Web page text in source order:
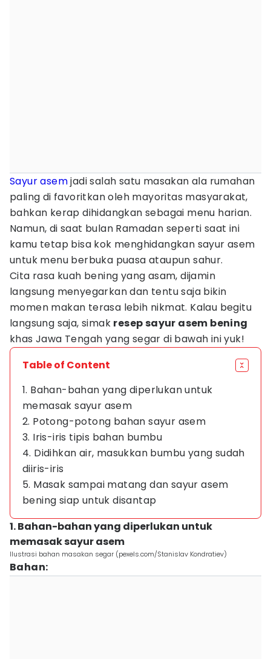
Sayur asemjadi salah satu masakan ala rumahan
paling di favoritkan oleh mayoritas masyarakat,
bahkan kerap dihidangkan sebagai menu harian.
Namun, di saat bulan Ramadan seperti saat ini
kamu tetap bisa kok menghidangkan sayur asem
untuk menu berbuka puasa ataupun sahur.
Cita rasa kuah bening yang asam, dijamin
langsung menyegarkan dan tentu saja bikin
momen makan terasa lebih nikmat. Kalau begitu
langsung saja, simak resep sayur asem bening
khas Jawa Tengah yang segar di bawah ini yuk!
Table of Content
1. Bahan-bahan yang diperlukan untuk
memasak sayur asem
2. Potong-potong bahan sayur asem
3. Iris-iris tipis bahan bumbu
4. Didihkan air, masukkan bumbu yang sudah
diiris-iris
5. Masak sampai matang dan sayur asem
bening siap untuk disantap
1. Bahan-bahan yang diperlukan untuk
memasak sayur asem
Ilustrasi bahan masakan segar (pexels.com/Stanislav Kondratiev)
Bahan: